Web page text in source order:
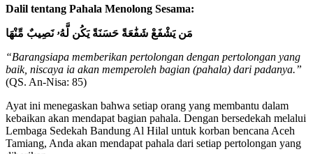
Dalil tentang Pahala Menolong Sesama:
مَن يَشْفَعْ شَفَٰعَةً حَسَنَةً يَكُن لَّهُۥ نَصِيبٌ مِّنْهَا
“Barangsiapa memberikan pertolongan dengan pertolongan yang
baik, niscaya ia akan memperoleh bagian (pahala) dari padanya.”
(QS. An-Nisa: 85)
Ayat ini menegaskan bahwa setiap orang yang membantu dalam
kebaikan akan mendapat bagian pahala. Dengan bersedekah melalui
Lembaga Sedekah Bandung Al Hilal untuk korban bencana Aceh
Tamiang, Anda akan mendapat pahala dari setiap pertolongan yang